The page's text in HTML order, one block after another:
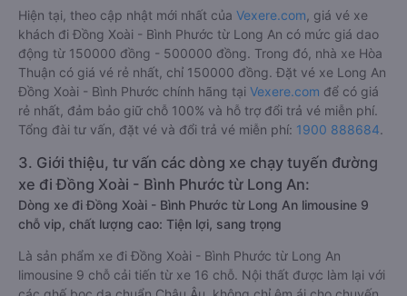
Hiện tại, theo cập nhật mới nhất của Vexere.com , giá vé xe
khách đi Đồng Xoài - Bình Phước từ Long An có mức giá dao
động từ 150000 đồng - 500000 đồng. Trong đó, nhà xe Hòa
Thuận có giá vé rẻ nhất, chỉ 150000 đồng. Đặt vé xe Long An
Đồng Xoài - Bình Phước chính hãng tại Vexere.com để có giá
rẻ nhất, đảm bảo giữ chỗ 100% và hỗ trợ đổi trả vé miễn phí.
Tổng đài tư vấn, đặt vé và đổi trả vé miễn phí: 1900 888684.
3. Giới thiệu, tư vấn các dòng xe chạy tuyến đường
xe đi Đồng Xoài - Bình Phước từ Long An:
Dòng xe đi Đồng Xoài - Bình Phước từ Long An limousine 9
chỗ vip, chất lượng cao: Tiện lợi, sang trọng
Là sản phẩm xe đi Đồng Xoài - Bình Phước từ Long An
limousine 9 chỗ cải tiến từ xe 16 chỗ. Nội thất được làm lại với